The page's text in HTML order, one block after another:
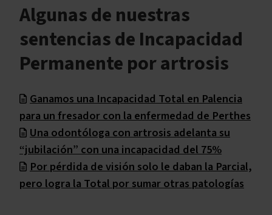
Algunas de nuestras
sentencias de Incapacidad
Permanente por artrosis
Ganamos una Incapacidad Total en Palencia
para un fresador con la enfermedad de Perthes
Una odontóloga con artrosis adelanta su
“jubilación” con una incapacidad del 75%
Por pérdida de visión solo le daban la Parcial,
pero logra la Total por sumar otras patologías